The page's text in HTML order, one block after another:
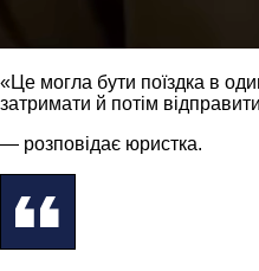
«Це могла бути поїздка в
затримати й потім
— розповідає юристка.